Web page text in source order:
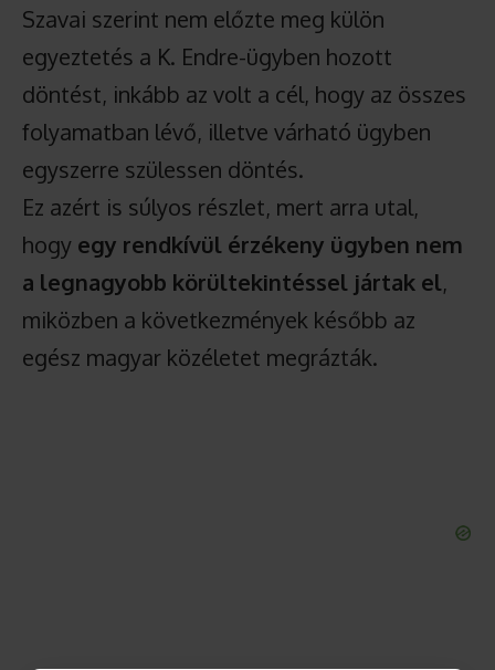
Szavai szerint nem előzte meg külön
egyeztetés a K. Endre-ügyben hozott
döntést, inkább az volt a cél, hogy az összes
folyamatban lévő, illetve várható ügyben
egyszerre szülessen döntés.
Ez azért is súlyos részlet, mert arra utal,
hogy egy rendkívül érzékeny ügyben nem
a legnagyobb körültekintéssel jártak el,
miközben a következmények később az
egész magyar közéletet megrázták.